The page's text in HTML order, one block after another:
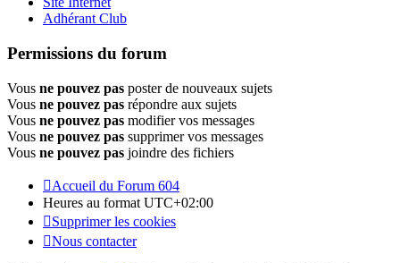
Adhérant Club
Permissions du forum
Vous ne pouvez pas poster de nouveaux sujets
Vous ne pouvez pas répondre aux sujets
Vous ne pouvez pas modifier vos messages
Vous ne pouvez pas supprimer vos messages
Vous ne pouvez pas joindre des fichiers
Accueil du Forum 604
Heures au format UTC+02:00
Supprimer les cookies
Nous contacter